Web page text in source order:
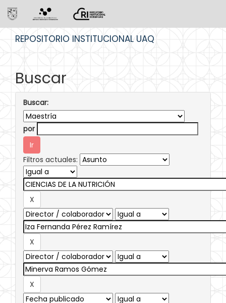
REPOSITORIO INSTITUCIONAL UAQ
Buscar
Buscar:
por
Filtros actuales: